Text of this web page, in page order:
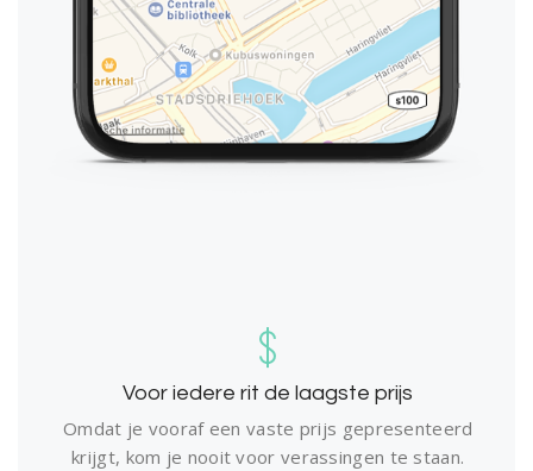
Voor iedere rit de laagste prijs
Omdat je vooraf een vaste prijs gepresenteerd
krijgt, kom je nooit voor verassingen te staan.